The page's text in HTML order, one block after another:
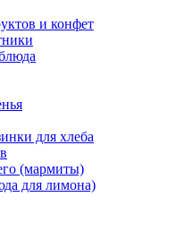
и конфет
для хлеба
(мармиты)
для лимона)